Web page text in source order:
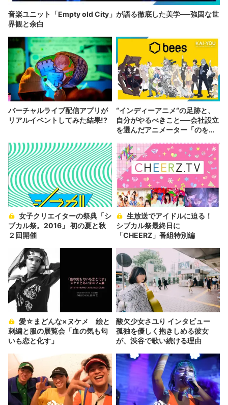
音楽ユニット「Empty old City」が語る徹底した美学──強固な世
界観と余白
バーチャルライブ配信アプリが
リアルイベントしてみた結果!?
“インディーアニメ“の足跡と、
自分がやるべきこと──会社設立
を選んだアニメーター「のを
ブカル祭。2016」 初の夏と秋
２回開催
シブカル祭最終日に
「CHEERZ」番組特別編
刺繍と服の展覧会「血の気も匂
いも恋と化す」
酸欠少女さユり インタビュー
孤独を優しく抱きしめる彼女
が、渋谷で歌い続ける理由